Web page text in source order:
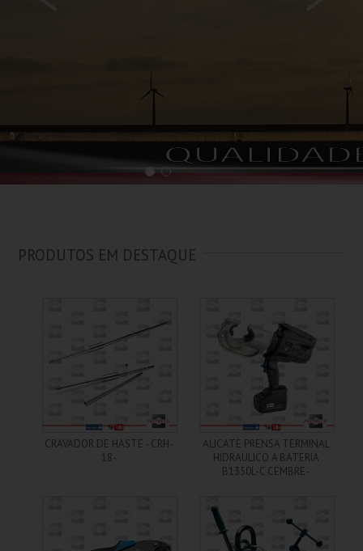
PRODUTOS EM DESTAQUE
+ Informações
CRAVADOR DE HASTE - CRH-
18-
+ Informações
ALICATE PRENSA TERMINAL
HIDRAULICO A BATERIA
B1350L-C CEMBRE-